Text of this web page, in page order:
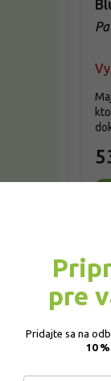
pre
Pridajte sa na
10